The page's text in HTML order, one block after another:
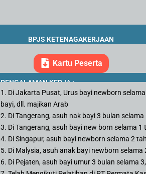
BPJS KETENAGAKERJAAN
Kartu Peserta
PENGALAMAN KERJA :
1. Di Jakarta Pusat, Urus bayi newborn
bayi, dll. majikan Arab
2. Di Tangerang, asuh nak bayi 3 bulan
3. Di Tangerang, asuh bayi new born selama 1
4. Di Singapur, asuh bayi newborn selama 2
5. Di Malysia, asuh anak bayi newborn selama
6. Di Pejaten, asuh bayi umur 3 bulan selama